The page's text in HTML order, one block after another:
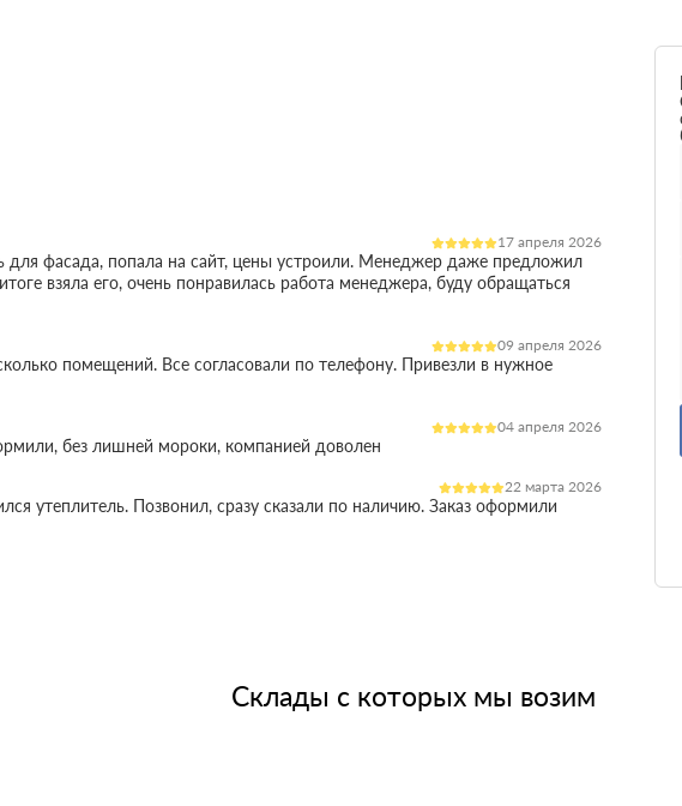
17 апреля 2026
для фасада, попала на сайт, цены устроили. Менеджер даже предложил
взяла его, очень понравилась работа менеджера, буду обращаться
09 апреля 2026
помещений. Все согласовали по телефону. Привезли в нужное
04 апреля 2026
без лишней мороки, компанией доволен
22 марта 2026
утеплитель. Позвонил, сразу сказали по наличию. Заказ оформили
без сложных слов. Доставили быстро, помогли с выбором
01 февраля 2026
практически без остаткаСклады с которых мы возим